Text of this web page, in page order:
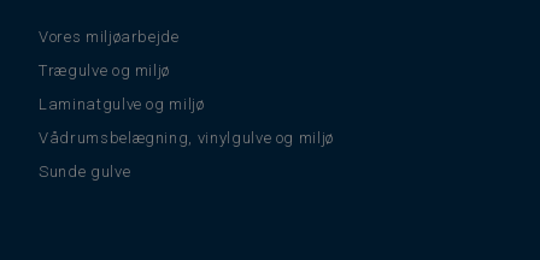
Vores miljøarbejde
Trægulve og miljø
Laminatgulve og miljø
Vådrumsbelægning, vinylgulve og miljø
Sunde gulve